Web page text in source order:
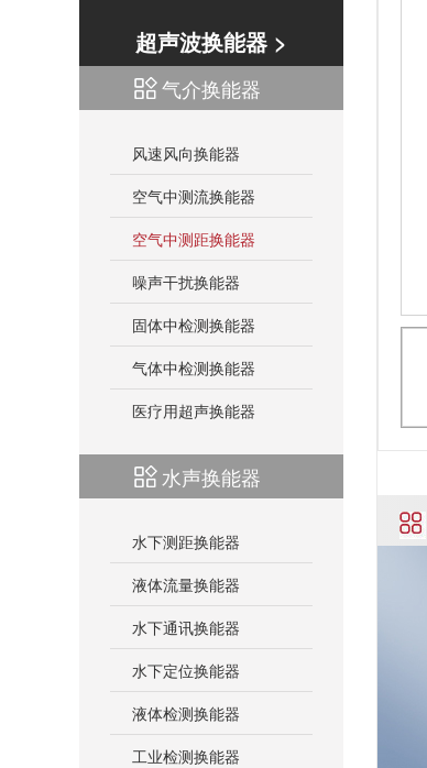
超声波换能器 >
气介换能器
风速风向换能器
空气中测流换能器
空气中测距换能器
噪声干扰换能器
固体中检测换能器
气体中检测换能器
医疗用超声换能器
水声换能器
水下测距换能器
液体流量换能器
水下通讯换能器
水下定位换能器
液体检测换能器
工业检测换能器